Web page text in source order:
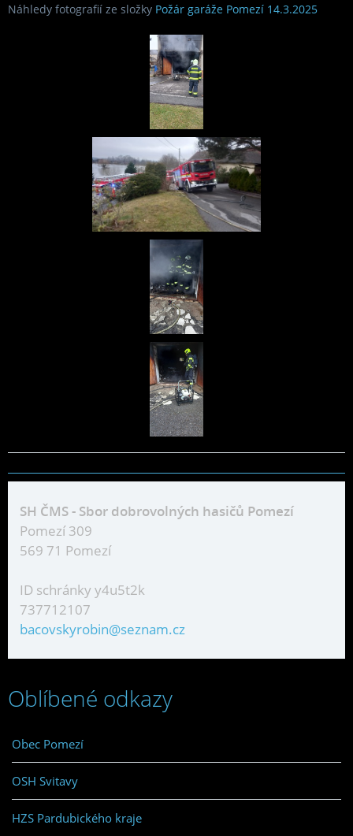
Náhledy fotografií ze složky Požár garáže Pomezí 14.3.2025
SH ČMS - Sbor dobrovolných hasičů Pomezí
Pomezí 309
569 71 Pomezí
ID schránky y4u5t2k
737712107
bacovskyrobin@seznam.cz
Oblíbené odkazy
Obec Pomezí
OSH Svitavy
HZS Pardubického kraje